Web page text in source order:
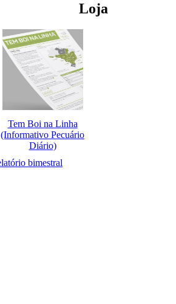
Loja
Tem Boi na Linha
(Informativo Pecuário
Diário)